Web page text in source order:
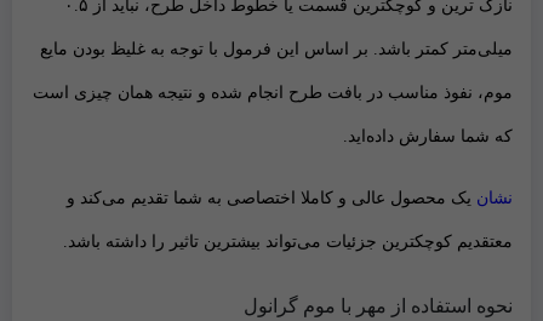
نازک ترین و کوچکترین قسمت یا خطوط داخل طرح، نباید از ۰.۵
میلی‌متر کمتر باشد. بر اساس این فرمول با توجه به غلیظ بودن مایع
موم، نفوذ مناسب در بافت طرح انجام شده و نتیجه همان چیزی است
که شما سفارش داده‌اید.
نشان یک محصول عالی و کاملا اختصاصی به شما تقدیم می‌کند و
معتقدیم کوچکترین جزئیات می‌تواند بیشترین تاثیر را داشته باشد.
نحوه استفاده از مهر با موم گرانول